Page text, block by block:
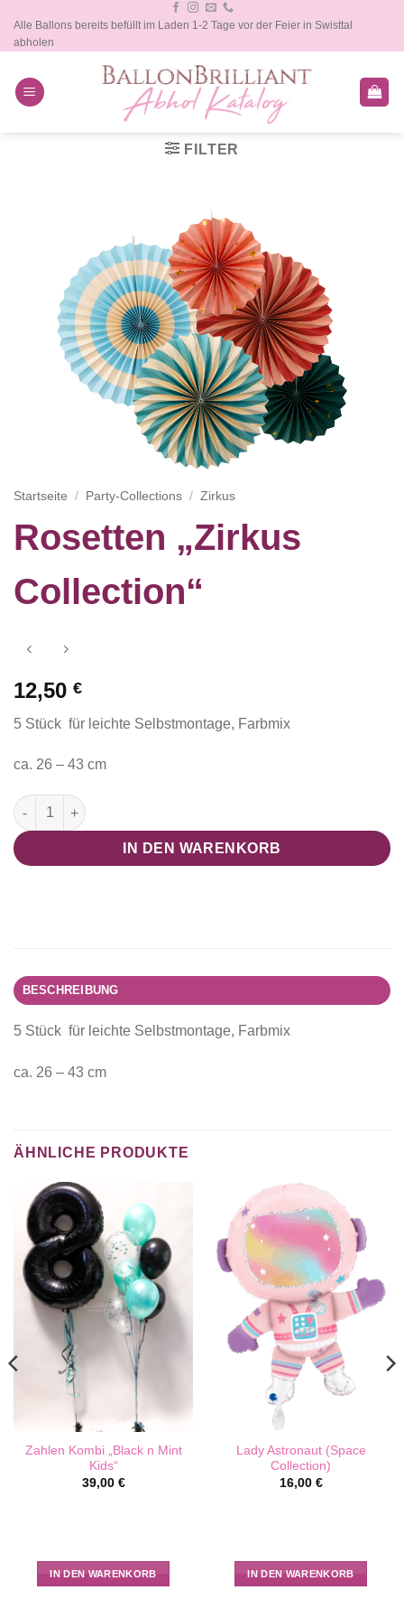
Inhalt
springen
Alle Ballons bereits befüllt im Laden 1-2 Tage vor der Feier in Swisttal
abholen
FILTER
Startseite / Party-Collections / Zirkus
Rosetten „Zirkus
Collection“
12,50 €
5 Stück für leichte Selbstmontage, Farbmix
ca. 26 – 43 cm
Rosetten "Zirkus Collection" Menge
IN DEN WARENKORB
BESCHREIBUNG
5 Stück für leichte Selbstmontage, Farbmix
ca. 26 – 43 cm
ÄHNLICHE PRODUKTE
Zahlen Kombi „Black n Mint
Kids“
39,00 €
IN DEN WARENKORB
Lady Astronaut (Space
Collection)
16,00 €
IN DEN WARENKORB